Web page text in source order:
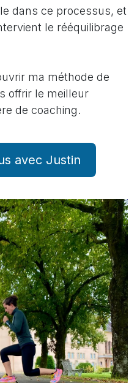
dans ce processus, et
le rééquilibrage
ma méthode de
offrir le meilleur
de coaching.
avec Justin